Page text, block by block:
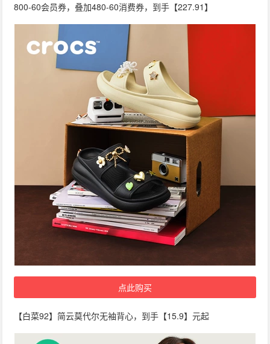
800-60会员券，叠加480-60消费券，到手【227.91】
点此购买
【白菜92】简云莫代尔无袖背心，到手【15.9】元起